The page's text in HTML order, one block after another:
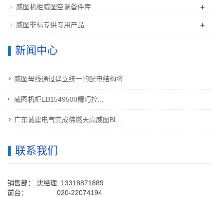
威图机柜威图空调备件库 +
威图非标专供专用产品 +
新闻中心
威图母线通过建立统一的配电结构将...
威图机柜EB1549500精巧控...
广东诚建电气完成佛燃天高威图Bl...
联系我们
销售部： 沈经理 13318871889
前台： 020-22074194